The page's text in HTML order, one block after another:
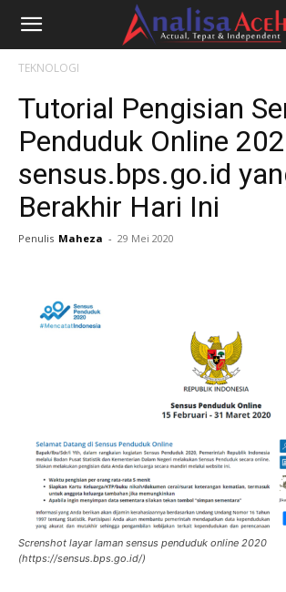
TEKNOLOGI
Tutorial Pengisian
Penduduk Online
sensus.bps.go.id
Berakhir Hari Ini
Penulis Maheza - 29 Mei 2020
Screnshot layar laman sensus penduduk online 2020
(https://sensus.bps.go.id/)